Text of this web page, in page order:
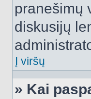
pranešimų
diskusijų
Į viršų
» Kai